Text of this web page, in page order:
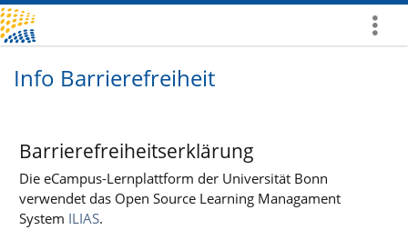
Mehr
Info Barrierefreiheit
Barrierefreiheitserklärung
Die eCampus-Lernplattform der Universität Bonn
verwendet das Open Source Learning Managament
System ILIAS.